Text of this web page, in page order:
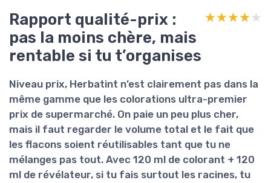
Rapport qualité-prix :
pas la moins chère, mais
rentable si tu t’organises
★★★★★
★★★★★
Niveau prix, Herbatint n’est clairement pas dans la
même gamme que les colorations ultra-premier
prix de supermarché. On paie un peu plus cher,
mais il faut regarder le volume total et le fait que
les flacons soient réutilisables tant que tu ne
mélanges pas tout. Avec 120 ml de colorant + 120
ml de révélateur, si tu fais surtout les racines, tu